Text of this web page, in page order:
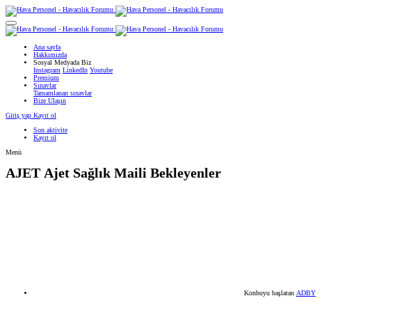
Ana sayfa
Hakkımızda
Sosyal Medyada Biz
Instagram LinkedIn Youtube
Premium
Sınavlar
Tamamlanan sınavlar
Bize Ulaşın
Giriş yap Kayıt ol
Son aktivite
Kayıt ol
Menü
AJET Ajet Sağlık Maili Bekleyenler
Konbuyu başlatan ADBY